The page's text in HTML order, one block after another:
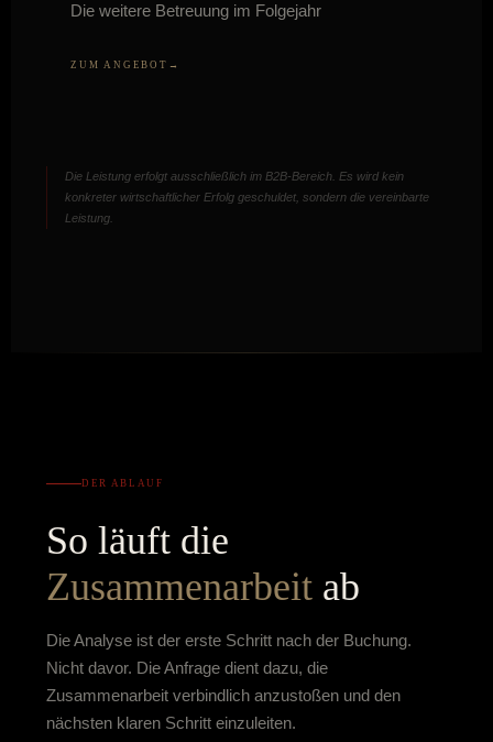
Die weitere Betreuung im Folgejahr
ZUM ANGEBOT
Die Leistung erfolgt ausschließlich im B2B-Bereich. Es wird kein
konkreter wirtschaftlicher Erfolg geschuldet, sondern die vereinbarte
Leistung.
DER ABLAUF
So läuft die
Zusammenarbeit ab
Die Analyse ist der erste Schritt nach der Buchung.
Nicht davor. Die Anfrage dient dazu, die
Zusammenarbeit verbindlich anzustoßen und den
nächsten klaren Schritt einzuleiten.